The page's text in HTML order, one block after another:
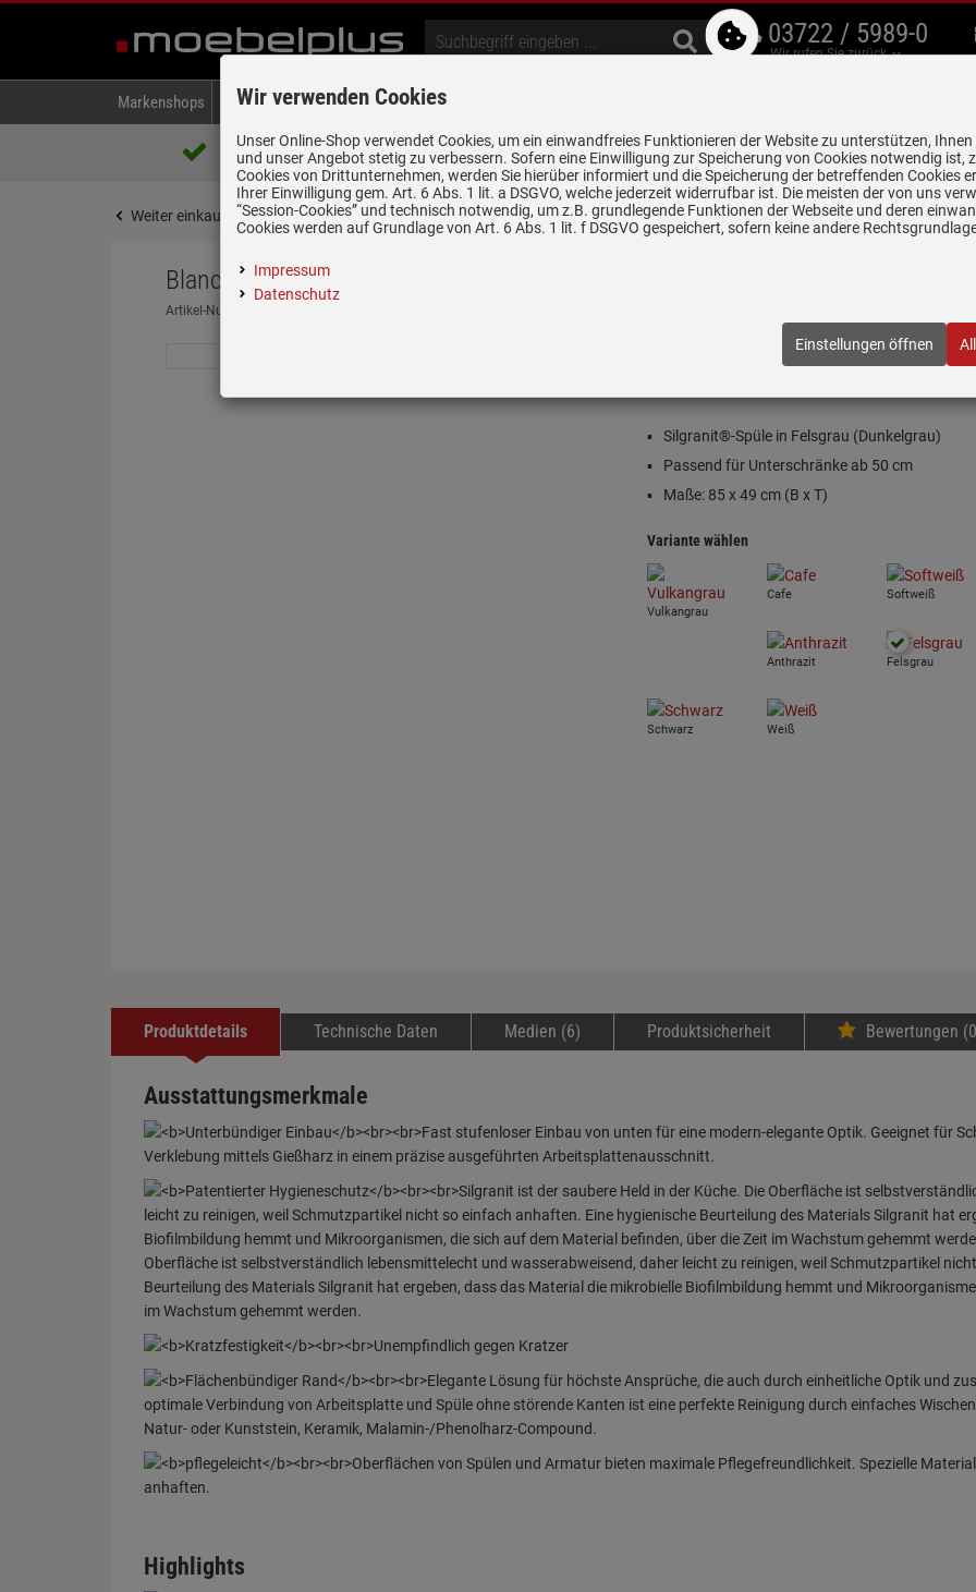
03722 / 5989-0
Wir rufen Sie zurück
Markenshops Backen & Kochen Kühlen & Gefrieren
Über 85.000 positive Bewertungen
auf eBay, Amazon und Trusted Shops
5 Jahre Garantie auf
alle gekennzeichneten Produkte
Weiter einkaufen Startseite Spülen & Armaturen Granitspülen Blanco Metra 5 S-F Felsgrau - 519 102 Granitspüle
Blanco Metra 5 S-F Felsgrau - 519 102 Granitspüle
Artikel-Nummer:
Einloggen und Bewertung schreiben
Silgranit®-Spüle in Felsgrau (Dunkelgrau)
Passend für Unterschränke ab 50 cm
Maße: 85 x 49 cm (B x T)
Variante wählen
Vulkangrau
Cafe Softweiß
Anthrazit Felsgrau
Schwarz Weiß
Produktdetails Technische Daten Medien (6) Produktsicherheit Bewertungen
Ausstattungsmerkmale
Highlights
Wir verwenden Cookies
Unser Online-Shop verwendet Cookies, um ein einwandfreies Funktionieren der Website zu unterstützen,
und unser Angebot stetig zu verbessern. Sofern eine Einwilligung zur Speicherung von Cookies notwendig ist,
Cookies von Drittunternehmen, werden Sie hierüber informiert und die Speicherung der betreffenden Cookies
Ihrer Einwilligung gem. Art. 6 Abs. 1 lit. a DSGVO, welche jederzeit widerrufbar ist. Die meisten der von uns
“Session-Cookies” und technisch notwendig, um z.B. grundlegende Funktionen der Webseite und deren
Cookies werden auf Grundlage von Art. 6 Abs. 1 lit. f DSGVO gespeichert, sofern keine andere
Impressum
Datenschutz
Einstellungen öffnen